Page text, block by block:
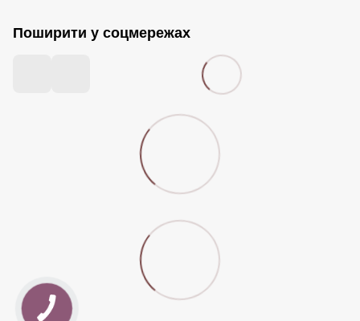
Поширити у соцмережах